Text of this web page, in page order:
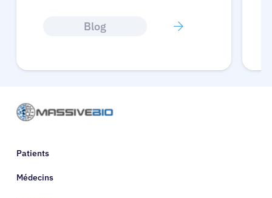
Blog
Patients
Médecins